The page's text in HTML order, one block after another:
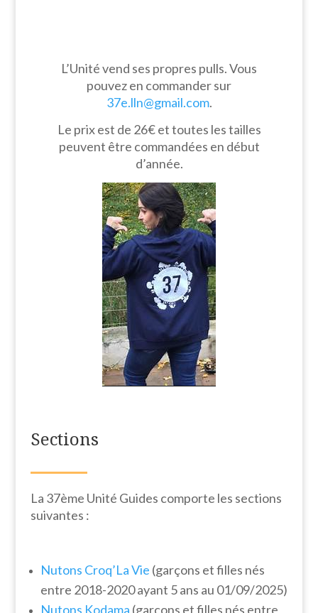
L’Unité vend ses propres pulls. Vous
pouvez en commander sur
37e.lln@gmail.com.
Le prix est de 26€ et toutes les tailles
peuvent être commandées en début
d’année.
Sections
La 37ème Unité Guides comporte les sections
suivantes :
Nutons Croq’La Vie (garçons et filles nés
entre 2018-2020 ayant 5 ans au 01/09/2025)
Nutons Kodama (garçons et filles nés entre